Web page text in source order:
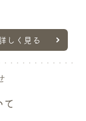
しく見る